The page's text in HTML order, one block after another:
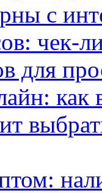
с
чек-
для
как